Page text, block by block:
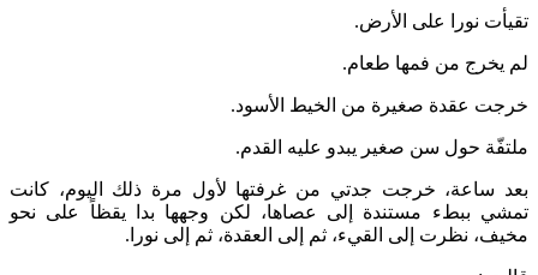
تقيأت نورا على الأرض.
لم يخرج من فمها طعام.
خرجت عقدة صغيرة من الخيط الأسود.
ملتفّة حول سن صغير يبدو عليه القدم.
بعد ساعة، خرجت جدتي من غرفتها لأول مرة ذلك اليوم، كانت
تمشي ببطء مستندة إلى عصاها، لكن وجهها بدا يقظاً على نحو
مخيف، نظرت إلى القيء، ثم إلى العقدة، ثم إلى نورا.